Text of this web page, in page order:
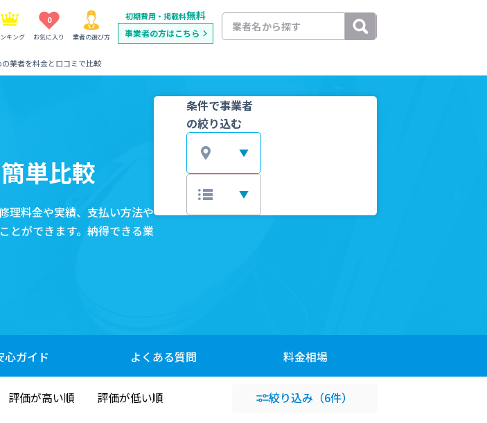
キング
0
お気に入り 業者の選び方
初期費用・掲載料無料
事業者の方はこちら
業者を料金と口コミで比較
単比較
理料金や実績、支払い方法や
とができます。納得できる業
条件で事業者
の絞り込む
心ガイド よくある質問 料金相場
評価が高い順 評価が低い順 絞り込み （6件）